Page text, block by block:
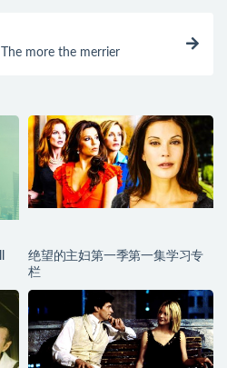
more the merrier
绝望的主妇第一季第一集学习专
栏